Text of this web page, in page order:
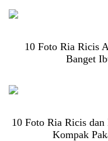
10 Foto Ria Ricis
Banget
10 Foto Ria Ricis dan
Kompak